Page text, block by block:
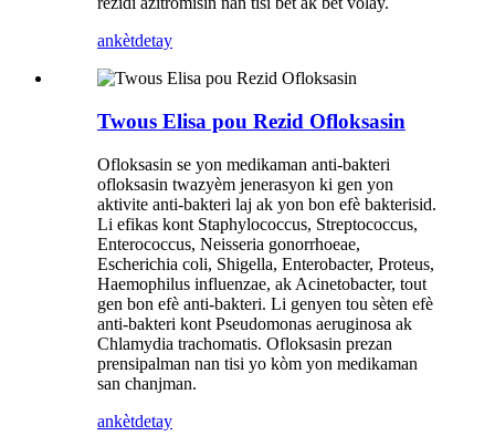
ankètdetay
Twous Elisa pou Rezid Ofloksasin
Ofloksasin se yon medikaman anti-bakteri
ofloksasin twazyèm jenerasyon ki gen yon
aktivite anti-bakteri laj ak yon bon efè bakterisid.
Li efikas kont Staphylococcus, Streptococcus,
Enterococcus, Neisseria gonorrhoeae,
Escherichia coli, Shigella, Enterobacter, Proteus,
Haemophilus influenzae, ak Acinetobacter, tout
gen bon efè anti-bakteri. Li genyen tou sèten efè
anti-bakteri kont Pseudomonas aeruginosa ak
Chlamydia trachomatis. Ofloksasin prezan
prensipalman nan tisi yo kòm yon medikaman
san chanjman.
ankètdetay